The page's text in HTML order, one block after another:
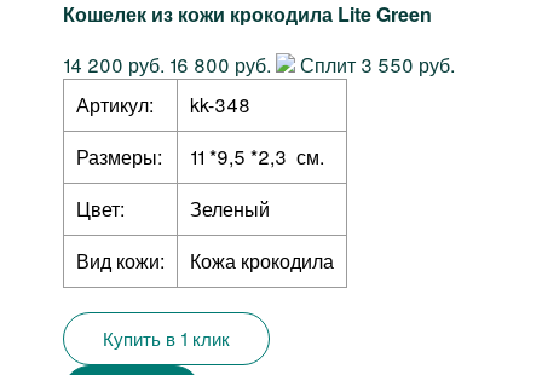
Кошелек из кожи крокодила Lite Green
14 200 руб. 16 800 руб.
Сплит 3 550 руб.
Артикул:
kk-348
Размеры:
11 *9,5 *2,3 см.
Цвет:
Зеленый
Вид кожи:
Кожа крокодила
Купить в 1 клик